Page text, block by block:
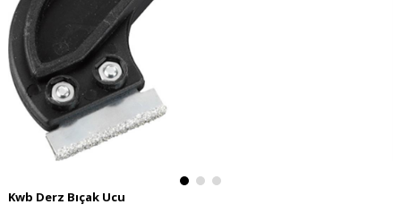
Kwb Derz Bıçak Ucu